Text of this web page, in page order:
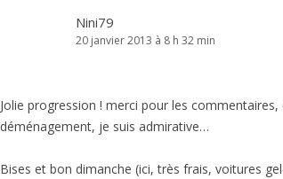
Nini79
20 janvier 2013 à 8 h 32 min
Jolie progression ! merci pour les
déménagement, je suis admirative…
Bises et bon dimanche (ici, très frais, voitures